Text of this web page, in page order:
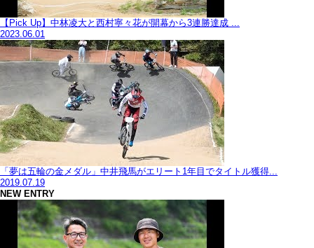
【Pick Up】中林凌大と西村寧々花が開幕から3連勝達成 ...
2023.06.01
「夢は五輪の金メダル」中井飛馬がエリート1年目でタイトル獲得...
2019.07.19
NEW ENTRY